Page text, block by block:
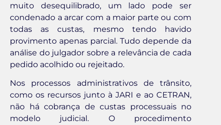
muito desequilibrado, um lado pode ser
condenado a arcar com a maior parte ou com
todas as custas, mesmo tendo havido
provimento apenas parcial. Tudo depende da
análise do julgador sobre a relevância de cada
pedido acolhido ou rejeitado.
Nos processos administrativos de trânsito,
como os recursos junto à JARI e ao CETRAN,
não há cobrança de custas processuais no
modelo judicial. O procedimento